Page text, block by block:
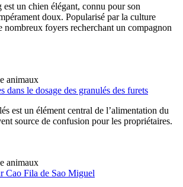
un chien élégant, connu pour son
doux. Popularisé par la culture
nombreux foyers recherchant un compagnon
animaux
dans le dosage des granulés des furets
est un élément central de l’alimentation du
source de confusion pour les propriétaires.
animaux
Cao Fila de Sao Miguel